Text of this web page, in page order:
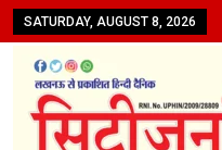
SATURDAY, AUGUST 8, 2026